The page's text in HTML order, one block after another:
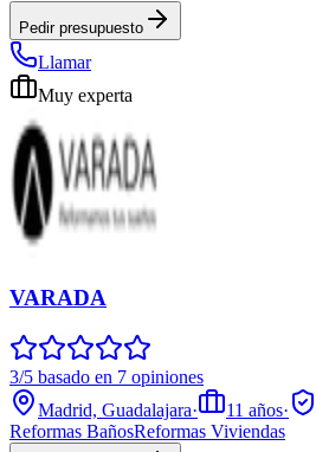
Pedir presupuesto
Llamar
Muy experta
VARADA
3/5 basado en 7 opiniones
Madrid, Guadalajara· 11 años·
Reformas BañosReformas Viviendas